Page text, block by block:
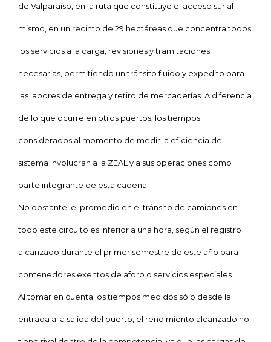
de Valparaíso, en la ruta que constituye el acceso sur al
mismo, en un recinto de 29 hectáreas que concentra todos
los servicios a la carga, revisiones y tramitaciones
necesarias, permitiendo un tránsito fluido y expedito para
las labores de entrega y retiro de mercaderías. A diferencia
de lo que ocurre en otros puertos, los tiempos
considerados al momento de medir la eficiencia del
sistema involucran a la ZEAL y a sus operaciones como
parte integrante de esta cadena.
No obstante, el promedio en el tránsito de camiones en
todo este circuito es inferior a una hora, según el registro
alcanzado durante el primer semestre de este año para
contenedores exentos de aforo o servicios especiales.
Al tomar en cuenta los tiempos medidos sólo desde la
entrada a la salida del puerto, el rendimiento alcanzado no